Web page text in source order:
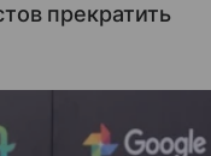
прекратить